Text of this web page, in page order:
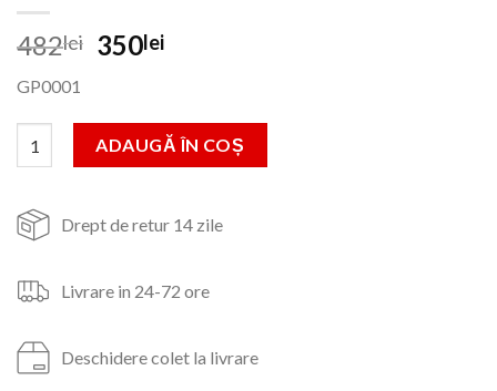
482lei Prețul
fost:
482lei.
350leiPrețul
350lei.
GP0001
Cantitate Drujba pe benzina,GP52 ,3.1 CP,52CC
ADAUGĂ ÎN COȘ
Drept de retur 14 zile
Livrare in 24-72 ore
Deschidere colet la livrare